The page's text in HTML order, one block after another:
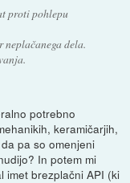
proti pohlepu
dela.
potrebno
keramičarjih,
pa so omenjeni
In potem mi
imet brezplačni API (ki